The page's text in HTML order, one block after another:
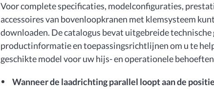
Voor complete specificaties, modelconfiguraties,
accessoires van bovenloopkranen met klemsysteem
downloaden. De catalogus bevat uitgebreide technische
productinformatie en toepassingsrichtlijnen om u te
geschikte model voor uw hijs- en operationele
Wanneer de laadrichting parallel loopt aan de